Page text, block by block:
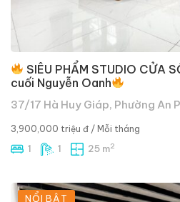
SIÊU PHẨM STUDIO CỬA
cuối Nguyễn Oanh
37/17 Hà Huy Giáp, Phường An
3,900,000 triệu đ / Mỗi tháng
1 1 25 m2
NỔI BẬT